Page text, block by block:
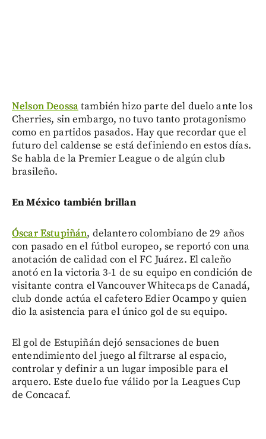
Nelson Deossatambién hizo parte del duelo ante los
Cherries, sin embargo, no tuvo tanto protagonismo
como en partidos pasados. Hay que recordar que el
futuro del caldense se está definiendo en estos días.
Se habla de la Premier League o de algún club
brasileño.
En México también brillan
Óscar Estupiñán, delantero colombiano de 29 años
con pasado en el fútbol europeo, se reportó con una
anotación de calidad con el FC Juárez. El caleño
anotó en la victoria 3-1 de su equipo en condición de
visitante contra el Vancouver Whitecaps de Canadá,
club donde actúa el cafetero Edier Ocampo y quien
dio la asistencia para el único gol de su equipo.
El gol de Estupiñán dejó sensaciones de buen
entendimiento del juego al filtrarse al espacio,
controlar y definir a un lugar imposible para el
arquero. Este duelo fue válido por la Leagues Cup
de Concacaf.